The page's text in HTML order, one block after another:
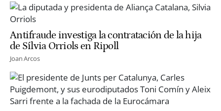
Antifraude investiga la contratación de la hija
de Sílvia Orriols en Ripoll
Joan Arcos